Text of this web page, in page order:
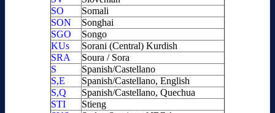
SO
Somali
SON
Songhai
SGO
Songo
KUs
Sorani (Central) Kurdish
SRA
Soura / Sora
S
Spanish/Castellano
S,E
Spanish/Castellano, English
S,Q
Spanish/Castellano, Quechua
STI
Stieng